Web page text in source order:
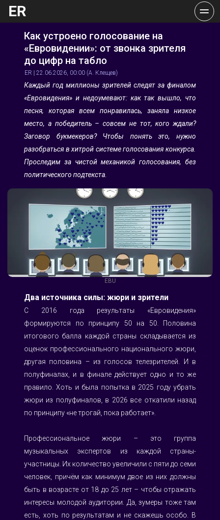
ER
Как устроено голосование на
«Евровидении»: от звонка зрителя
до цифр на табло
ER | 22.06.2026, 00:00 (А. Клещев)
Каждый год миллионы зрителей следят за финалом
«Евровидения» и недоумевают: как так вышло, что
песня, которая всем понравилась, заняла низкое
место, а победитель – совсем не тот, кого ждали?
Заговор букмекеров? Чтобы понять это, нужно
разобраться в хитрой системе голосования конкурса.
Проследим за чистой механикой голосования, без
политического подтекста.
EBU
Два источника силы: жюри и зрители
С 2016 года результаты «Евровидения»
формируются по принципу 50 на 50. Половина
итогового балла каждой страны складывается из
оценок профессионального национального жюри,
другая половина – из голосов телезрителей. И в
полуфиналах, и в финале действует одно и то же
правило. Хоть и была попытка в 2025 году убрать
жюри из полуфиналов, в 2026 все откатили назад
по принципу «не трогай, пока работает».
Профессиональное жюри – это группа
музыкальных экспертов из каждой страны-
участницы. Их количество увеличили с пяти до семи
человек, причём как минимум двое из них должны
быть в возрасте от 18 до 25 лет – чтобы отражать
интересы молодой аудитории. Да, зумеры тоже там
есть, хоть по результатам и не скажешь особо. В